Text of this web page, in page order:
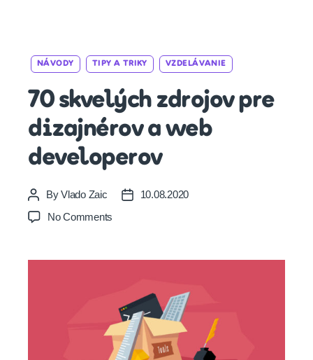
Categories
NÁVODY TIPY A TRIKY VZDELÁVANIE
70 skvelých zdrojov pre
dizajnérov a web
developerov
Post
author
ByVlado Zaic
Post10.08.2020
No Comments
zdrojov
dizajnérov
web
developerov